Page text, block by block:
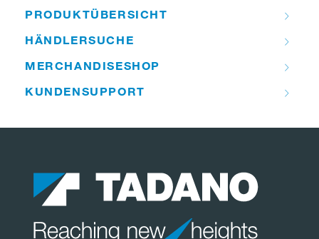
PRODUKT­ÜBERSICHT
HÄNDLER­­SUCHE
MERCHANDISE­­SHOP
KUNDEN­­SUPPORT